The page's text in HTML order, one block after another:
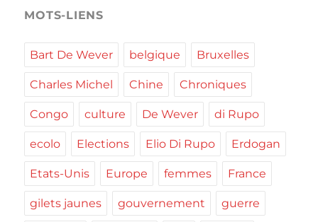
MOTS-LIENS
Bart De Wever belgique Bruxelles
Charles Michel Chine Chroniques
Congo culture De Wever di Rupo
ecolo Elections Elio Di Rupo Erdogan
Etats-Unis Europe femmes France
gilets jaunes gouvernement guerre